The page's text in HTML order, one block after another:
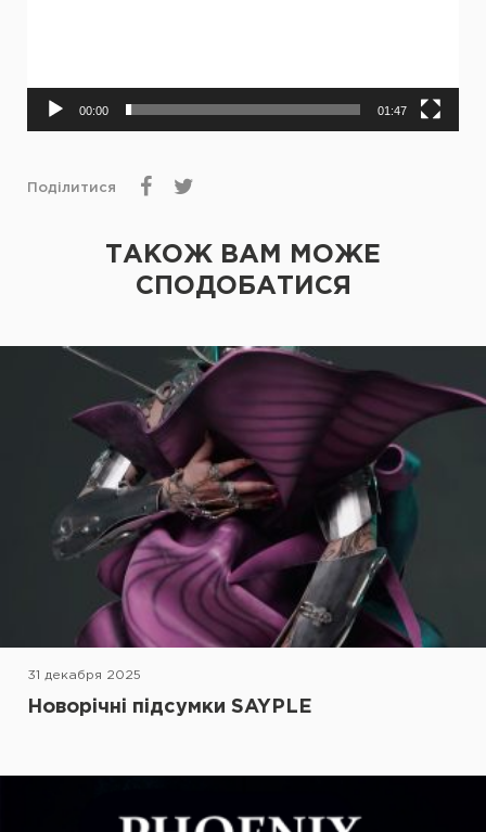
00:00 01:47
Поділитися
ТАКОЖ ВАМ МОЖЕ
СПОДОБАТИСЯ
31 декабря 2025
Новорічні підсумки SAYPLE